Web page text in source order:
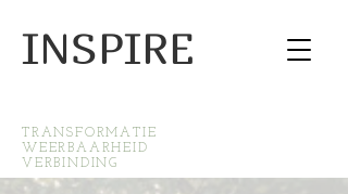
INSPIRE
TRANSFORMATIE
WEERBAARHEID
VERBINDING